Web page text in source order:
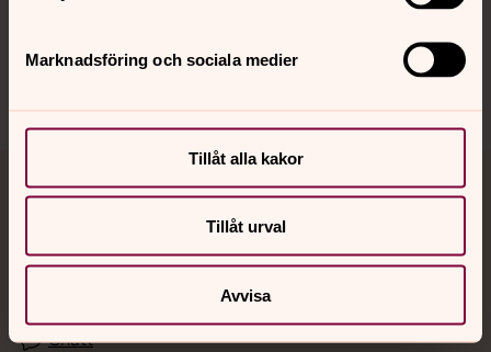
Marknadsföring och sociala medier
Tillåt alla kakor
Tillåt urval
Avvisa
Jourhavande präst
Akut samtals- och krisstöd. Prata eller chatta anonymt
med en präst på kvällar och nätter.
Chatt